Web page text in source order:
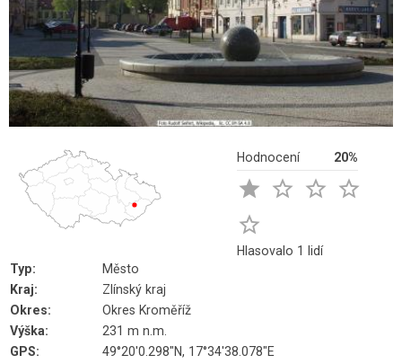
Hodnocení 20%
   

Hlasovalo 1 lidí
Typ:
Město
Kraj:
Zlínský kraj
Okres:
Okres Kroměříž
Výška:
231 m n.m.
GPS:
49°20'0.298"N, 17°34'38.078"E